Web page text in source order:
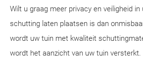
Wilt u graag meer privacy en veiligheid
schutting laten plaatsen is dan
wordt uw tuin met kwaliteit
wordt het aanzicht van uw tuin versterkt.